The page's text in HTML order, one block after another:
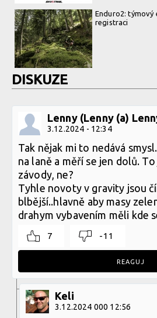
Enduro2:
registraci
DISKUZE
Lenny (Lenny (a)
3.12.2024 - 12:34
Tak nějak mi to nedává
na laně a měří se jen dolů.
závody, ne?
Tyhle novoty v gravity jsou
blbější..hlavně aby masy
drahym vybavením měli kde
7 -11
REAGUJ
Keli
3.12.2024 000 12:56